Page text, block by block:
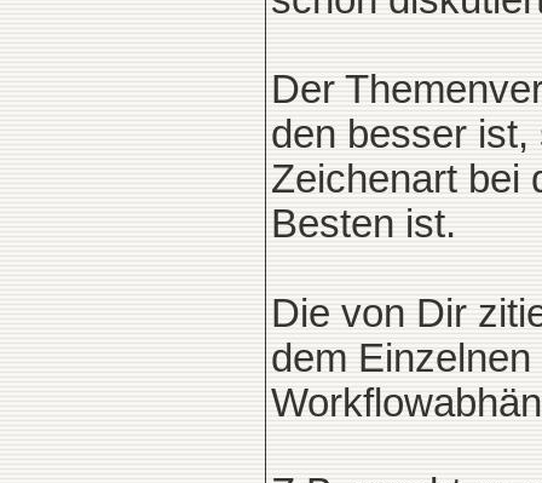
Der
den besser
Zeichenart bei
Besten ist.
Die von Dir
dem